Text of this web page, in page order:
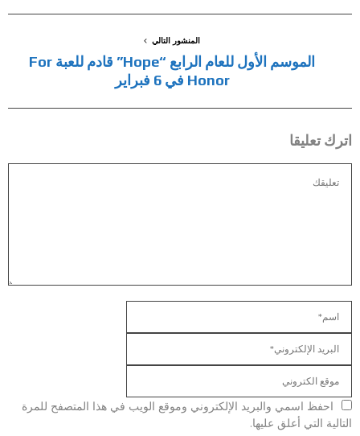
المنشور التالي
الموسم الأول للعام الرابع “Hope” قادم للعبة For
Honor في 6 فبراير
اترك تعليقا
احفظ اسمي والبريد الإلكتروني وموقع الويب في هذا المتصفح للمرة
التالية التي أعلق عليها.